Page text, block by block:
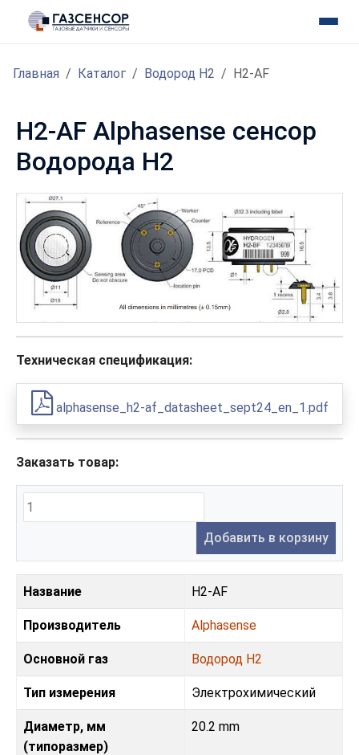
Главная Каталог Водород H2 H2-AF
H2-AF Alphasense сенсор
Водорода H2
Техническая спецификация:
alphasense_h2-af_datasheet_sept24_en_1.pdf
Заказать товар:
Добавить в корзину
Название H2-AF
Производитель Alphasense
Основной газ Водород H2
Тип измерения Электрохимический
Диаметр, мм
(типоразмер)
20.2 mm